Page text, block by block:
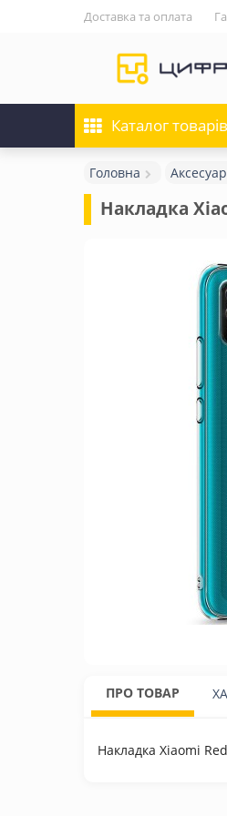
Доставка та оплата
Каталогтоварів
Головна
Накладка
ПРО ТОВАР
Накладка Xiaomi